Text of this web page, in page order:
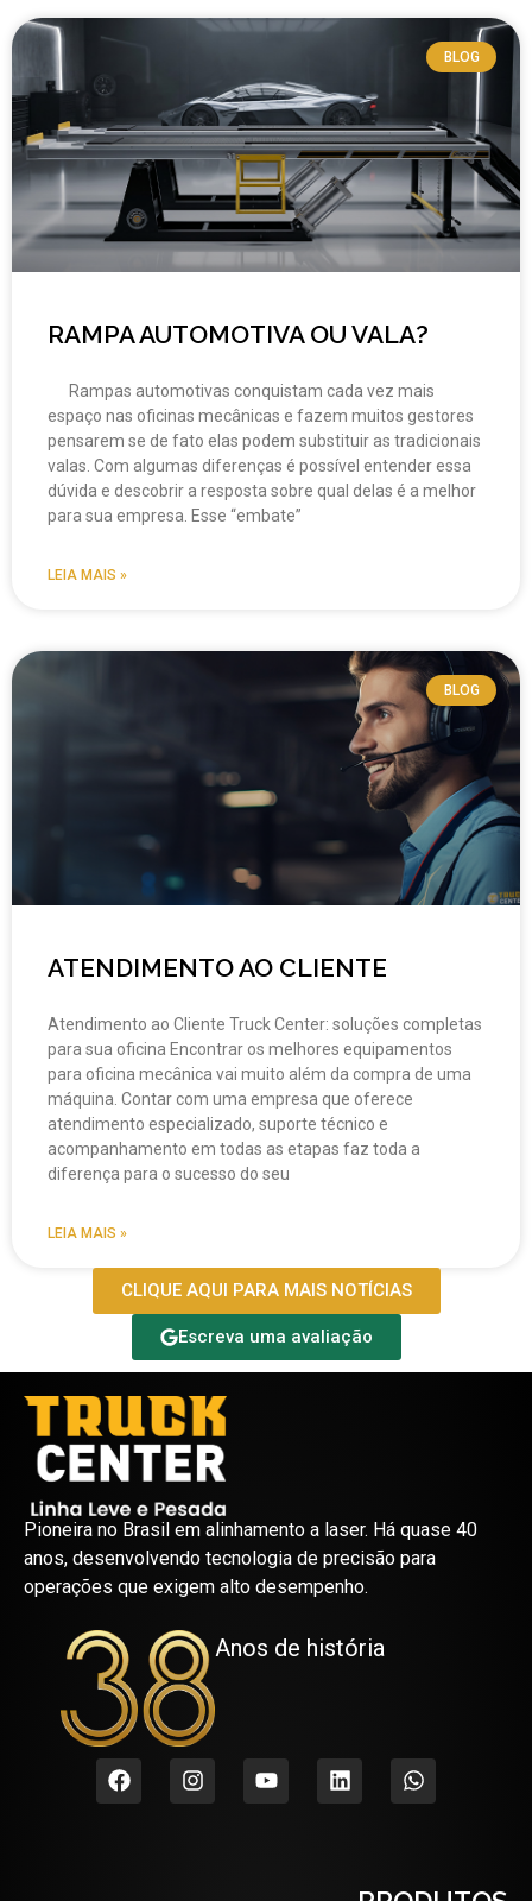
BLOG
RAMPA AUTOMOTIVA OU VALA?
Rampas automotivas conquistam cada vez mais
espaço nas oficinas mecânicas e fazem muitos gestores
pensarem se de fato elas podem substituir as tradicionais
valas. Com algumas diferenças é possível entender essa
dúvida e descobrir a resposta sobre qual delas é a melhor
para sua empresa. Esse “embate”
LEIA MAIS »
BLOG
ATENDIMENTO AO CLIENTE
Atendimento ao Cliente Truck Center: soluções completas
para sua oficina Encontrar os melhores equipamentos
para oficina mecânica vai muito além da compra de uma
máquina. Contar com uma empresa que oferece
atendimento especializado, suporte técnico e
acompanhamento em todas as etapas faz toda a
diferença para o sucesso do seu
LEIA MAIS »
CLIQUE AQUI PARA MAIS NOTÍCIAS
Escreva uma avaliação
Pioneira no Brasil em alinhamento a laser. Há quase 40
anos, desenvolvendo tecnologia de precisão para
operações que exigem alto desempenho.
Anos de história